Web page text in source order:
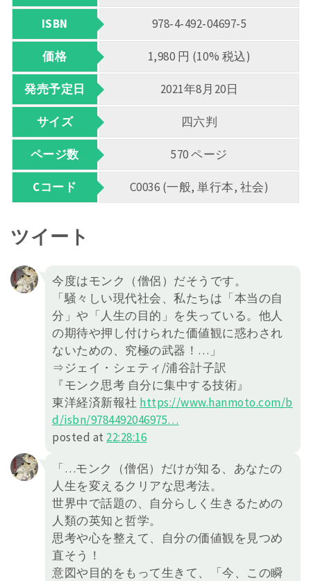
ISBN 978-4-492-04697-5
価格 1,980 円 (10% 税込)
発売予定日 2021年8月20日
サイズ 四六判
ページ数 570 ページ
Cコード C0036 (一般, 単行本, 社会)
ツイート
今度はモンク（僧侶）だそうです。
「騒々しい現代社会、私たちは「本当の自
分」や「人生の目的」を失っている。他人
の期待や押し付けられた価値観に惑わされ
ないための、究極の武器！…」
⇒ジェイ・シェティ/浦谷計子訳
『モンク思考 自分に集中する技術』
東洋経済新報社 https://www.hanmoto.com/b
d/isbn/9784492046975…
posted at 22:28:16
「…モンク（僧侶）だけが知る、あなたの
人生を変えるクリアな思考法。
世界中で話題の、自分らしく生きるための
人類の英知と哲学。
思考や心を整えて、自分の価値観を見つめ
直そう！
意図や目的をもって生きて、「今、この瞬